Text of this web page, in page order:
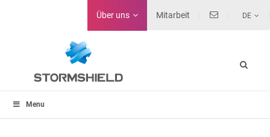
Über uns Mitarbeit DE
Menu